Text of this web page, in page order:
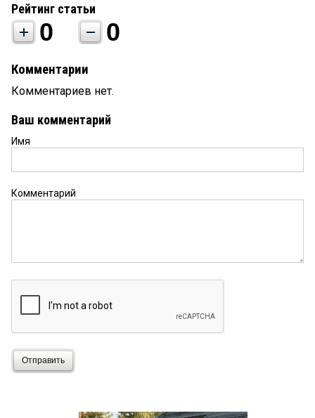
Рейтинг статьи
0 0
Комментарии
Комментариев нет.
Ваш комментарий
Имя
Комментарий
Отправить